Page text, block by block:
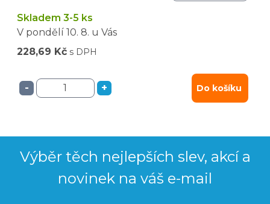
Skladem 3-5 ks
V pondělí 10. 8. u Vás
228,69 Kč s DPH
- + Do košíku
Výběr těch nejlepších slev, akcí a
novinek na váš e-mail